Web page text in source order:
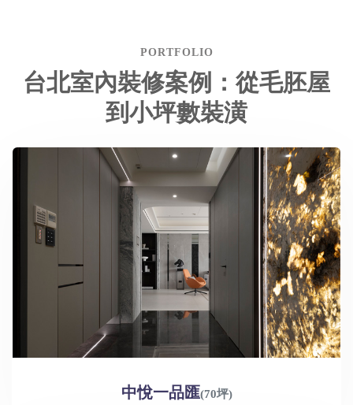
PORTFOLIO
台北室內裝修案例：從毛胚屋
到小坪數裝潢
中悅一品匯(70坪)